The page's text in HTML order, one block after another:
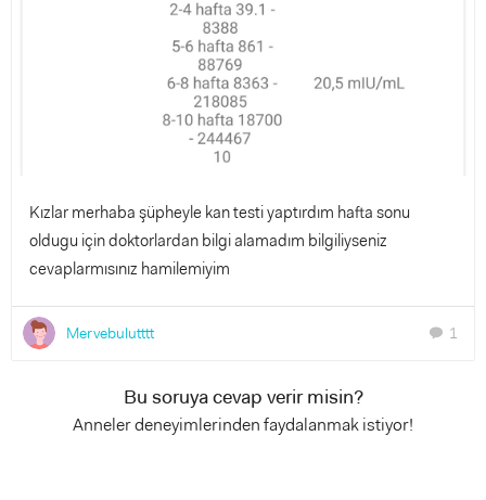
Kızlar merhaba şüpheyle kan testi yaptırdım hafta sonu
oldugu için doktorlardan bilgi alamadım bilgiliyseniz
cevaplarmısınız hamilemiyim
Mervebulutttt chat 1
Bu soruya cevap verir misin?
Anneler deneyimlerinden faydalanmak istiyor!